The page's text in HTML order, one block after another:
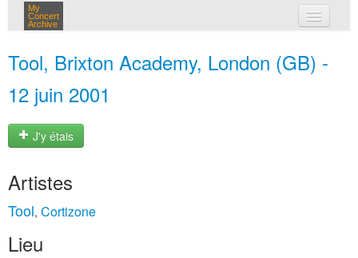
My
Concert
Archive
Tool, Brixton Academy, London (GB) -
12 juin 2001
J'y étais
Artistes
Tool, Cortizone
Lieu